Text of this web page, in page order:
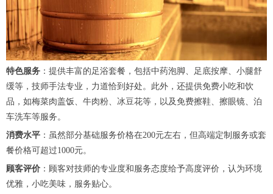
特色服务 ：提供丰富的足浴套餐，包括中药泡脚、足底按摩、小腿舒
缓等，技师手法专业，力道恰到好处。此外，还提供免费小吃和饮
品，如梅菜肉盖饭、牛肉粉、冰豆花等，以及免费擦鞋、擦眼镜、泊
车洗车等服务。
消费水平 ：虽然部分基础服务价格在200元左右，但高端定制服务或套
餐价格可超过1000元。
顾客评价 ：顾客对技师的专业度和服务态度给予高度评价，认为环境
优雅，小吃美味，服务贴心。